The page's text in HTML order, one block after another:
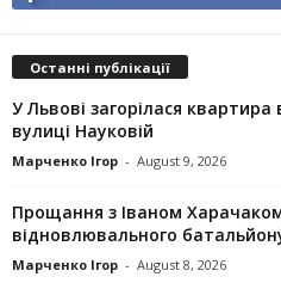
Останні публікації
У Львові загорілася квартира
вулиці Науковій
Марченко Ігор - August 9, 2026
Прощання з Іваном
відновлювального
Марченко Ігор - August 8, 2026